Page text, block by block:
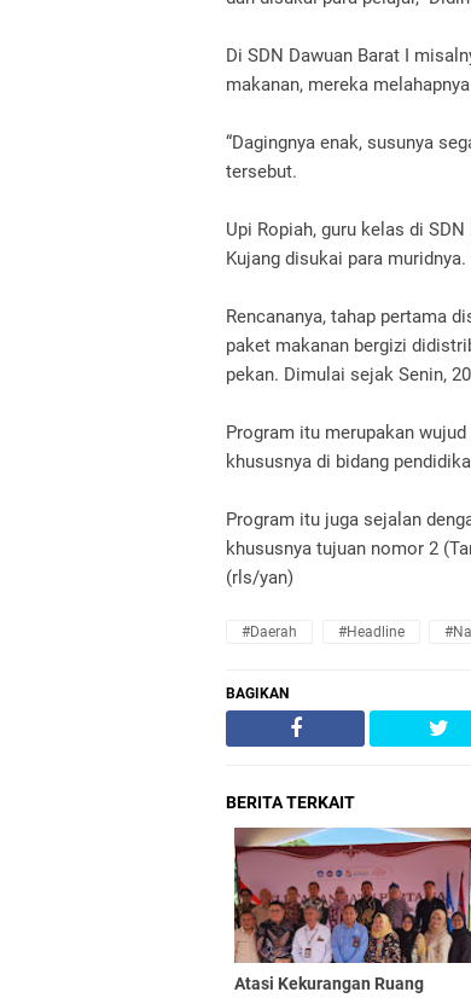
Di SDN Dawuan Barat I
makanan, mereka
“Dagingnya enak, susunya
tersebut.
Upi Ropiah, guru kelas di
Kujang disukai para
Rencananya, tahap pertama
paket makanan bergizi
pekan. Dimulai sejak Senin,
Program itu merupakan
khususnya di bidang
Program itu juga sejalan
khususnya tujuan nomor 2
(rls/yan)
#daerah #headline
BAGIKAN
BERITA TERKAIT
Atasi Kekurangan Ruang